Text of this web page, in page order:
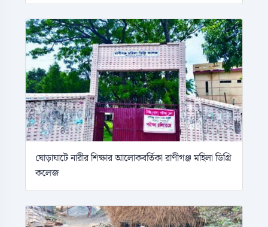
ঘোড়াঘাটে নারীর শিক্ষার আলোকবর্তিকা রাণীগঞ্জ মহিলা ডিগ্রি
কলেজ